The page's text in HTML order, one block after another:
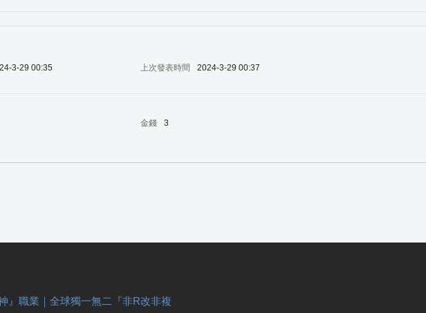
3-29 00:35 上次發表時間
2024-3-29 00:37
金錢
3
』職業｜全球獨一無二『非R改非複